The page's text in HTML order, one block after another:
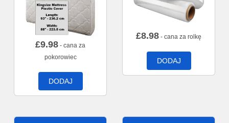
£9.98 - cana za
pokorowiec
DODAJ
£8.98 - cana za rolkę
DODAJ